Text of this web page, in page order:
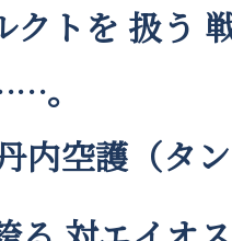
クトを 扱う
。
内空護（タ